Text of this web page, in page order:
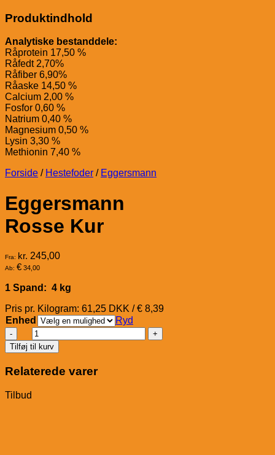
Produktindhold
Analytiske bestanddele:
Råprotein 17,50 %
Råfedt 2,70%
Råfiber 6,90%
Råaske 14,50 %
Calcium 2,00 %
Fosfor 0,60 %
Natrium 0,40 %
Magnesium 0,50 %
Lysin 3,30 %
Methionin 7,40 %
Forside / Hestefoder / Eggersmann
Eggersmann
Rosse Kur
Fra: kr. 245,00
Ab: € 34,00
1 Spand: 4 kg
Pris pr. Kilogram: 61,25 DKK / € 8,39
Enhed
Ryd
Eggersmann
Rosse
Kur
antal
Tilføj til kurv
Relaterede varer
Tilbud